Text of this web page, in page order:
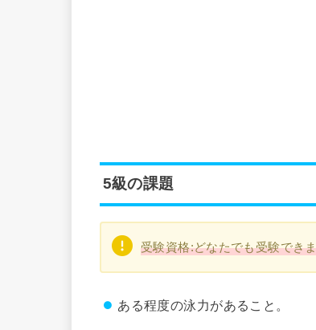
5級の課題
受験資格:どなたでも受験でき
ある程度の泳力があること。